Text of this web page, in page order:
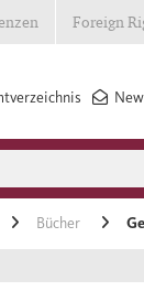
Foreign
Bücher